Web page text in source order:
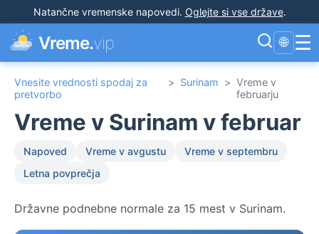
Natančne vremenske napovedi. Oglejte si vse države.
Vreme.vip 🌐 ☰
Vnesite vrednosti spodaj za
pretvorbo
> Surinam > Vreme v
februarju
Vreme v Surinam v februar
Napoved Vreme v avgustu
Vreme v septembru
Letna povprečja
Državne podnebne normale za 15 mest v Surinam.